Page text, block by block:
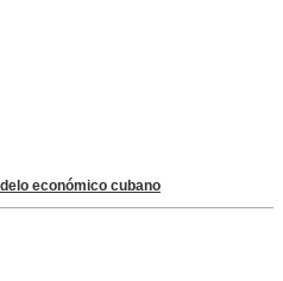
económico cubano